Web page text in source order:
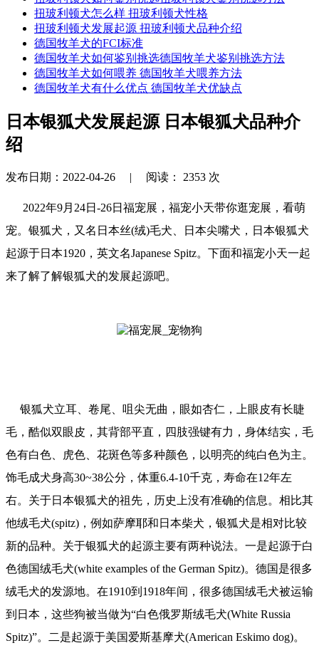
扭玻利顿犬怎么样 扭玻利顿犬性格
扭玻利顿犬发展起源 扭玻利顿犬品种介绍
德国牧羊犬的FCI标准
德国牧羊犬如何鉴别挑选德国牧羊犬鉴别挑选方法
德国牧羊犬如何喂养 德国牧羊犬喂养方法
德国牧羊犬有什么优点 德国牧羊犬优缺点
日本银狐犬发展起源 日本银狐犬品种介
绍
发布日期：2022-04-26 | 阅读： 2353 次
2022年9月24日-26日福宠展，福宠小天带你逛宠展，看萌
宠。银狐犬，又名日本丝(绒)毛犬、日本尖嘴犬，日本银狐犬
起源于日本1920，英文名Japanese Spitz。下面和福宠小天一起
来了解了解银狐犬的发展起源吧。
银狐犬立耳、卷尾、咀尖无曲，眼如杏仁，上眼皮有长睫
毛，酷似双眼皮，其背部平直，四肢强键有力，身体结实，毛
色有白色、虎色、花斑色等多种颜色，以明亮的纯白色为主。
饰毛成犬身高30~38公分，体重6.4-10千克，寿命在12年左
右。关于日本银狐犬的祖先，历史上没有准确的信息。相比其
他绒毛犬(spitz)，例如萨摩耶和日本柴犬，银狐犬是相对比较
新的品种。关于银狐犬的起源主要有两种说法。一是起源于白
色德国绒毛犬(white examples of the German Spitz)。德国是很多
绒毛犬的发源地。在1910到1918年间，很多德国绒毛犬被运输
到日本，这些狗被当做为“白色俄罗斯绒毛犬(White Russia
Spitz)”。二是起源于美国爱斯基摩犬(American Eskimo dog)。